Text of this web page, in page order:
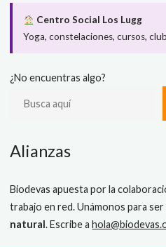
Centro Social Los Lugg
Yoga, constelaciones, cursos,
¿No encuentras algo?
Alianzas
Biodevas apuesta por la
trabajo en red. Unámonos para
natural. Escribe a